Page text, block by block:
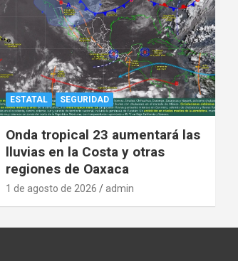
ESTATAL SEGURIDAD
Onda tropical 23 aumentará las
lluvias en la Costa y otras
regiones de Oaxaca
1 de agosto de 2026 admin